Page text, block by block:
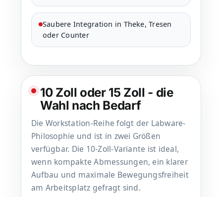
Saubere Integration in Theke, Tresen
oder Counter
10 Zoll oder 15 Zoll - die
Wahl nach Bedarf
Die Workstation-Reihe folgt der Labware-
Philosophie und ist in zwei Größen
verfügbar. Die 10-Zoll-Variante ist ideal,
wenn kompakte Abmessungen, ein klarer
Aufbau und maximale Bewegungsfreiheit
am Arbeitsplatz gefragt sind.